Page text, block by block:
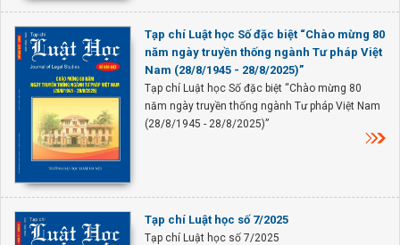
Tạp chí Luật học Số đặc biệt “Chào mừng 80
năm ngày truyền thống ngành Tư pháp Việt
Nam (28/8/1945 - 28/8/2025)”
Tạp chí Luật học Số đặc biệt “Chào mừng 80
năm ngày truyền thống ngành Tư pháp Việt Nam
(28/8/1945 - 28/8/2025)”
Tạp chí Luật học số 7/2025
Tạp chí Luật học số 7/2025